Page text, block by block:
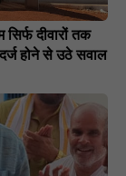
दीवारों तक
होने से उठे सवाल